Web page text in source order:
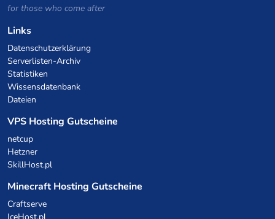
for those who come after
Links
Datenschutzerklärung
Serverlisten-Archiv
Statistiken
Wissensdatenbank
Dateien
VPS Hosting Gutscheine
netcup
Hetzner
SkillHost.pl
Minecraft Hosting Gutscheine
Craftserve